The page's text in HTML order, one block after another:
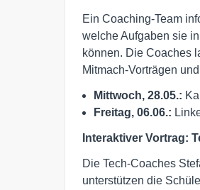
Ein Coaching-Team
welche Aufgaben sie
können. Die Coaches
Mitmach-Vorträgen
Mittwoch, 28.05.:
Freitag, 06.06.:
Interaktiver Vortrag:
Die Tech-Coaches
unterstützen die